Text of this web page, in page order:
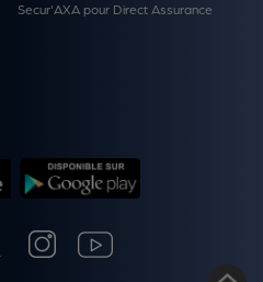
Secur'AXA pour Direct Assurance